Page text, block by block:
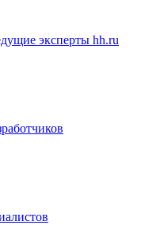
эксперты hh.ru